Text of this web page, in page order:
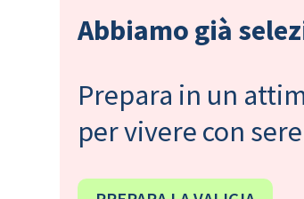
Abbiamo già
Prepara in un
per vivere con